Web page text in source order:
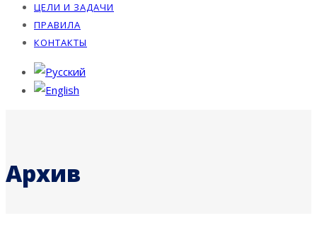
ЦЕЛИ И ЗАДАЧИ
ПРАВИЛА
КОНТАКТЫ
Архив